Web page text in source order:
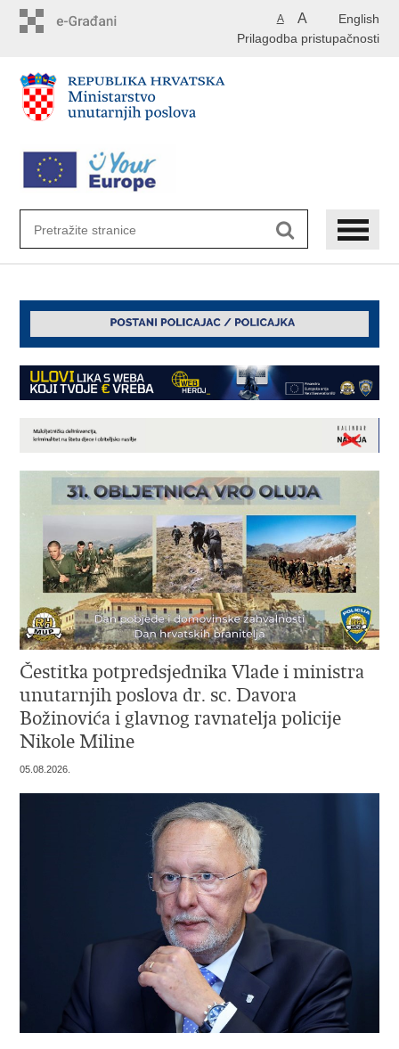
English
A A
Prilagodba pristupačnosti
Čestitka potpredsjednika Vlade i ministra
unutarnjih poslova dr. sc. Davora
Božinovića i glavnog ravnatelja policije
Nikole Miline
05.08.2026.